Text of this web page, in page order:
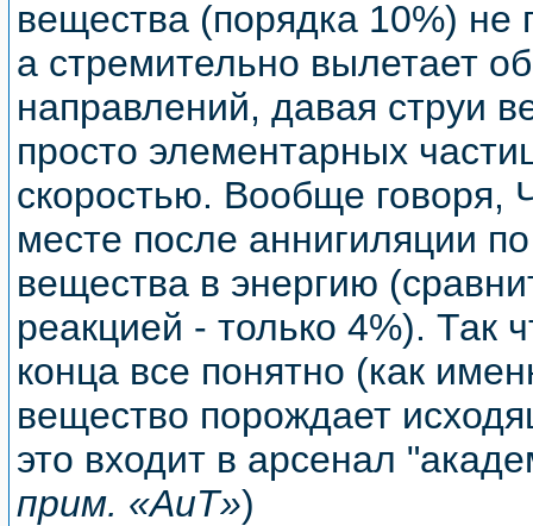
вещества (порядка 10%) не
а стремительно вылетает
направлений, давая струи
просто элементарных
скоростью. Вообще говоря,
месте после аннигиляции
вещества в энергию
реакцией - только 4%). Так
конца все понятно (как
вещество порождает
это входит в арсенал
прим. «АиТ»)